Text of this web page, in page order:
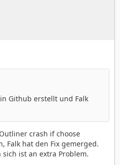
Github erstellt und Falk
crash if choose
Falk hat den Fix gemerged.
ist an extra Problem.